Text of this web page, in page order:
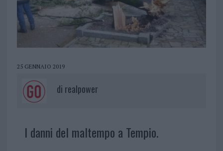
25 GENNAIO 2019
di realpower
I danni del maltempo a Tempio.